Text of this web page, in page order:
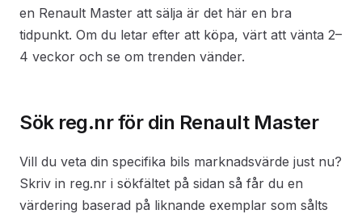
en Renault Master att sälja är det här en bra
tidpunkt. Om du letar efter att köpa, värt att vänta 2–
4 veckor och se om trenden vänder.
Sök reg.nr för din Renault Master
Vill du veta din specifika bils marknadsvärde just nu?
Skriv in reg.nr i sökfältet på sidan så får du en
värdering baserad på liknande exemplar som sålts